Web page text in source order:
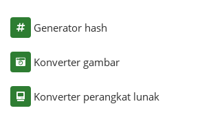
Generator hash
Konverter gambar
Konverter perangkat lunak